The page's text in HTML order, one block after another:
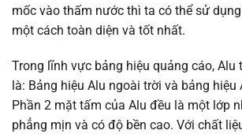
mốc vào thấm nước thì ta có thể sử
một cách toàn diện và tốt nhất.
Trong lĩnh vực bảng hiệu quảng cáo, Alu
là: Bảng hiệu Alu ngoài trời và bảng hiệu
Phần 2 mặt tấm của Alu đều là một lớp
phẳng mịn và có độ bền cao. Với chất